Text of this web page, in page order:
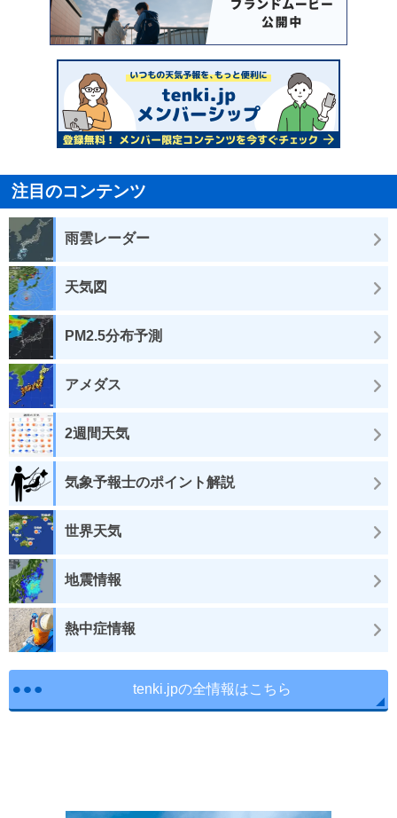
注目のコンテンツ
雨雲レーダー
天気図
PM2.5分布予測
アメダス
2週間天気
気象予報士のポイント解説
世界天気
地震情報
熱中症情報
tenki.jpの全情報はこちら